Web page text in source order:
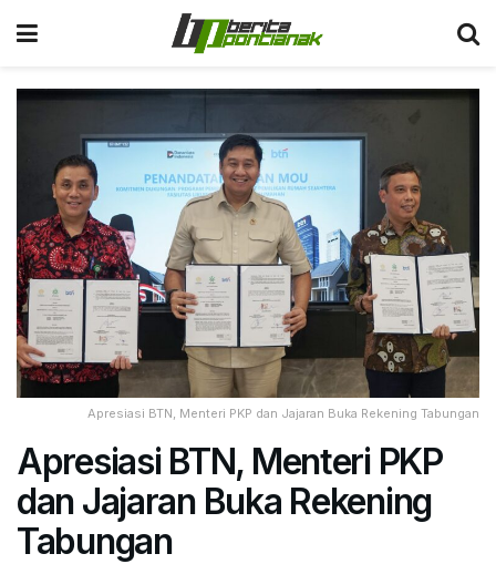
Apresiasi BTN, Menteri PKP dan Jajaran Buka Rekening Tabungan
Apresiasi BTN, Menteri PKP
dan Jajaran Buka Rekening
Tabungan